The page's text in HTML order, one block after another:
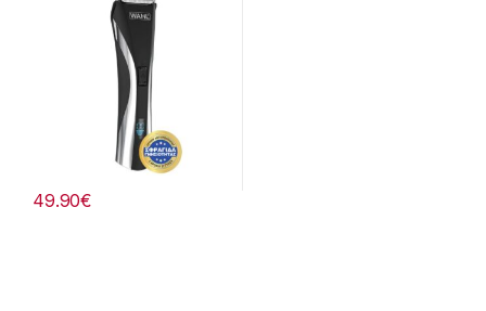
49.90€